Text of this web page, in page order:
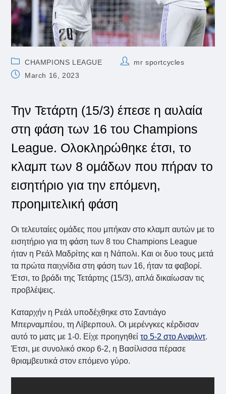
Post
category:
CHAMPIONS LEAGUE
Postmr sportcycles
PostMarch 16, 2023
Την Τετάρτη (15/3) έπεσε η αυλαία
στη φάση των 16 του Champions
League. Ολοκληρώθηκε έτσι, το
κλαμπ των 8 ομάδων που πήραν το
εισητήριο για την επόμενη,
προημιτελική φάση
Οι τελευταίες ομάδες που μπήκαν στο κλαμπ αυτών με το
εισητήριο για τη φάση των 8 του Champions League
ήταν η Ρεάλ Μαδρίτης και η Νάπολι. Και οι δυο τους μετά
τα πρώτα παιχνίδια στη φάση των 16, ήταν τα φαβορί.
Έτσι, το βράδι της Τετάρτης (15/3), απλά δικαίωσαν τις
προβλέψεις.
Καταρχήν η Ρεάλ υποδέχθηκε στο Σαντιάγο
Μπερναμπέου, τη Λίβερπουλ. Οι μερένγκες κέρδισαν
αυτό το ματς με 1-0. Είχε προηγηθείτο 5-2 στο Ανφιλντ.
Έτσι, με συνολικό σκορ 6-2, η Βασίλισσα πέρασε
θριαμβευτικά στον επόμενο γύρο.